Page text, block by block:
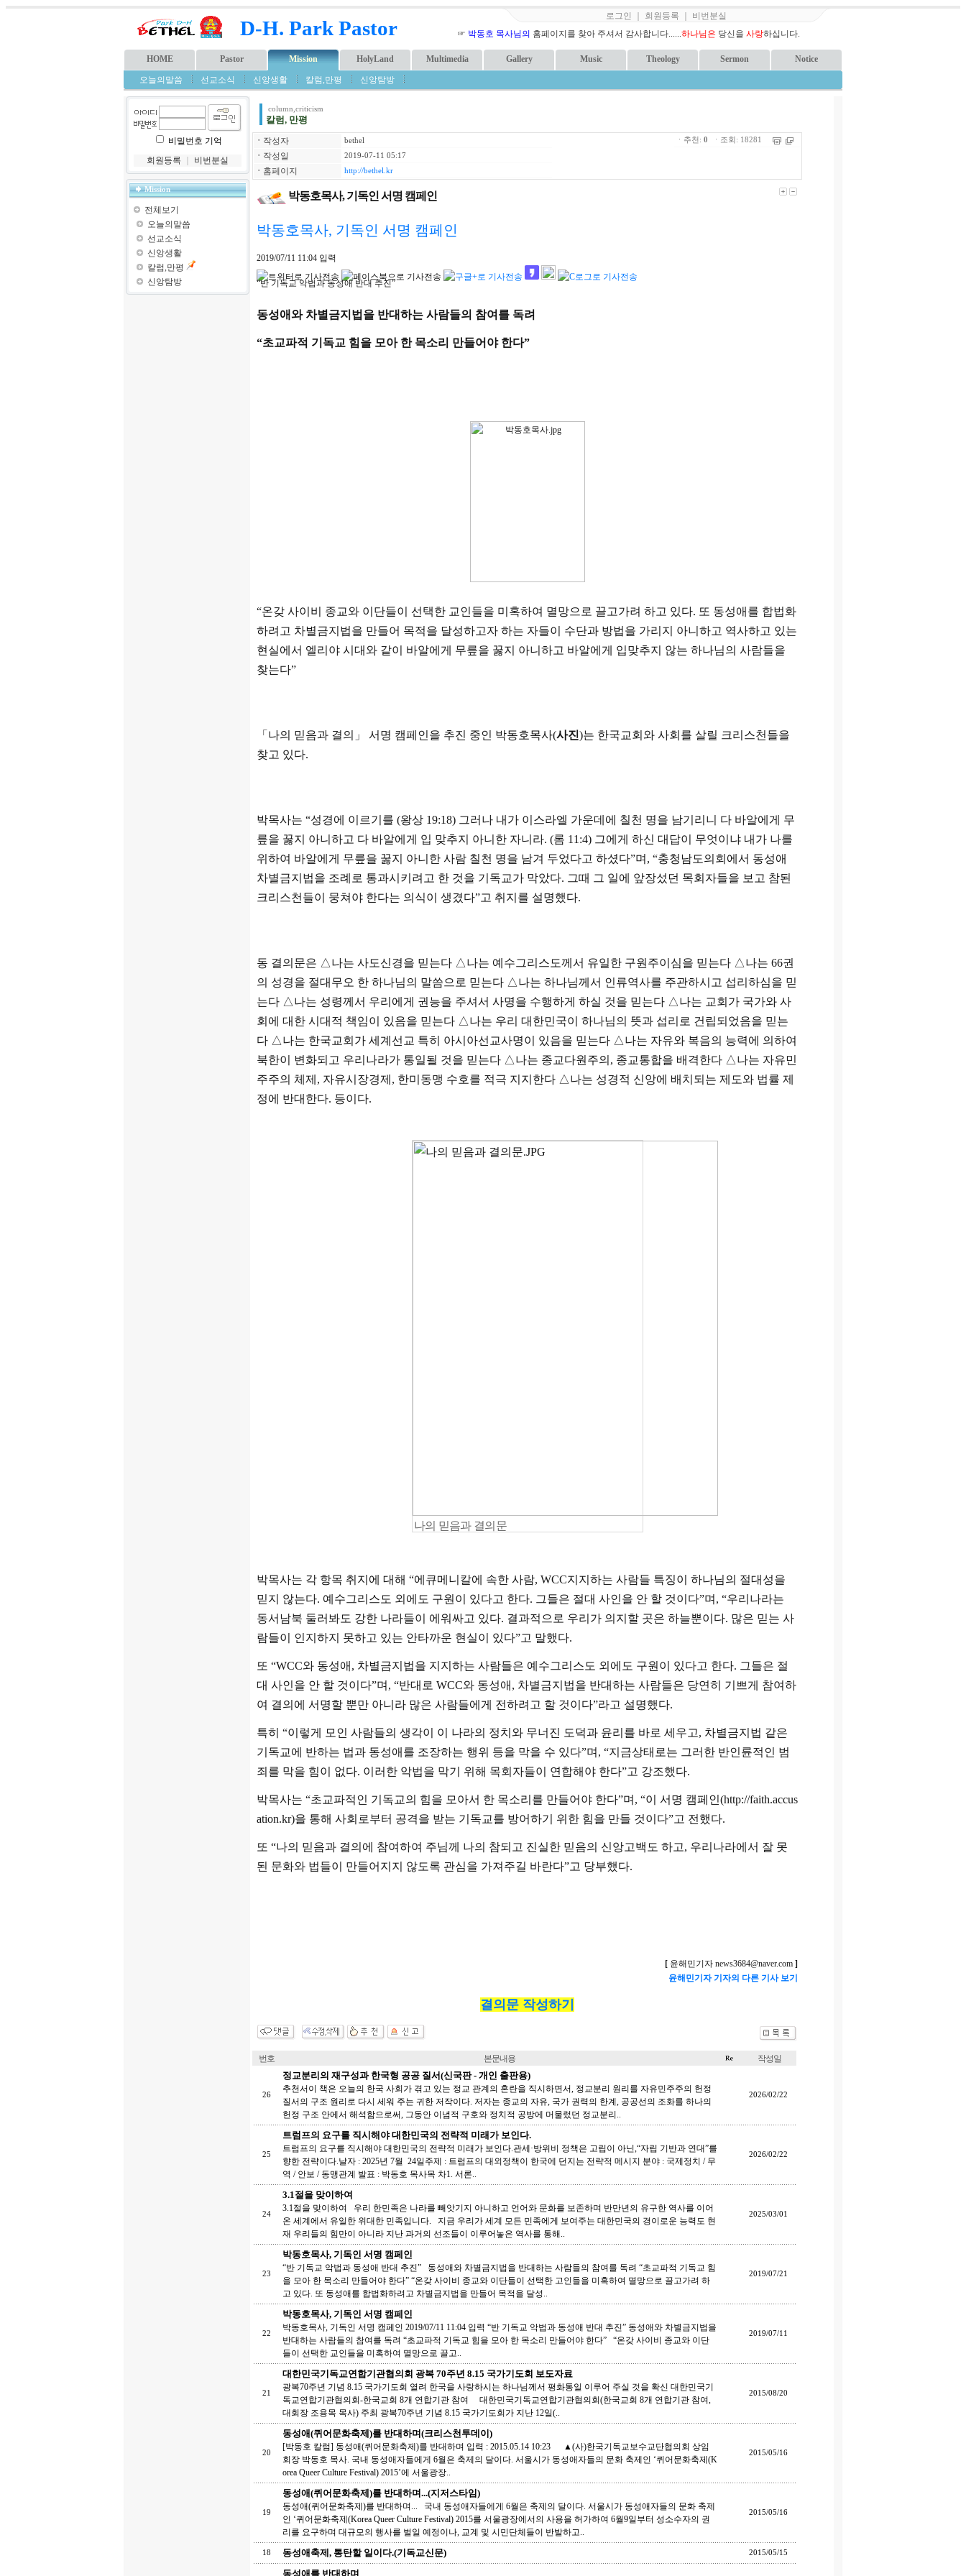
D-H. Park Pastor
로그인 회원등록
비번분실
☞ 박동호 목사님의 홈페이지를 찾아 주셔서 감사합니다......하나님은 당신을 사랑하십니다.
HOME Pastor Mission HolyLand Multimedia Gallery Music Theology Sermon Notice
오늘의말씀 선교소식 신앙생활 칼럼,만평 신앙탐방
비밀번호 기억
회원등록
비번분실
Mission
전체보기
오늘의말씀
선교소식
신앙생활
칼럼,만평
신앙탐방
column,criticism
칼럼, 만평
ㆍ 작성자 bethel
ㆍ 작성일 2019-07-11 05:17
ㆍ 홈페이지 http://bethel.kr
ㆍ추천: 0 ㆍ조회: 18281
박동호목사, 기독인 서명 캠페인
박동호목사, 기독인 서명 캠페인
2019/07/11 11:04 입력
“반 기독교 악법과 동성애 반대 추진”
동성애와 차별금지법을 반대하는 사람들의 참여를 독려
“초교파적 기독교 힘을 모아 한 목소리 만들어야 한다”
“온갖 사이비 종교와 이단들이 선택한 교인들을 미혹하여 멸망으로 끌고가려 하고 있다. 또 동성애를 합법화
하려고 차별금지법을 만들어 목적을 달성하고자 하는 자들이 수단과 방법을 가리지 아니하고 역사하고 있는
현실에서 엘리야 시대와 같이 바알에게 무릎을 꿇지 아니하고 바알에게 입맞추지 않는 하나님의 사람들을
찾는다”
「 나의 믿음과 결의 」 서명 캠페인을 추진 중인 박동호목사(사진)는 한국교회와 사회를 살릴 크리스천들을
찾고 있다.
박목사는 “성경에 이르기를 (왕상 19:18) 그러나 내가 이스라엘 가운데에 칠천 명을 남기리니 다 바알에게 무
릎을 꿇지 아니하고 다 바알에게 입 맞추지 아니한 자니라. (롬 11:4) 그에게 하신 대답이 무엇이냐 내가 나를
위하여 바알에게 무릎을 꿇지 아니한 사람 칠천 명을 남겨 두었다고 하셨다”며 , “충청남도의회에서 동성애
차별금지법을 조례로 통과시키려고 한 것을 기독교가 막았다. 그때 그 일에 앞장섰던 목회자들을 보고 참된
크리스천들이 뭉쳐야 한다는 의식이 생겼다”고 취지를 설명했다.
동 결의문은 △나는 사도신경을 믿는다 △나는 예수그리스도께서 유일한 구원주이심을 믿는다 △나는 66권
의 성경을 절대무오 한 하나님의 말씀으로 믿는다 △나는 하나님께서 인류역사를 주관하시고 섭리하심을 믿
는다 △나는 성령께서 우리에게 권능을 주셔서 사명을 수행하게 하실 것을 믿는다 △나는 교회가 국가와 사
회에 대한 시대적 책임이 있음을 믿는다 △나는 우리 대한민국이 하나님의 뜻과 섭리로 건립되었음을 믿는
다 △나는 한국교회가 세계선교 특히 아시아선교사명이 있음을 믿는다 △나는 자유와 복음의 능력에 의하여
북한이 변화되고 우리나라가 통일될 것을 믿는다 △나는 종교다원주의 , 종교통합을 배격한다 △나는 자유민
주주의 체제 , 자유시장경제 , 한미동맹 수호를 적극 지지한다 △나는 성경적 신앙에 배치되는 제도와 법률 제
정에 반대한다. 등이다.
나의 믿음과 결의문
박목사는 각 항목 취지에 대해 “에큐메니칼에 속한 사람, WCC지지하는 사람들 특징이 하나님의 절대성을
믿지 않는다. 예수그리스도 외에도 구원이 있다고 한다. 그들은 절대 사인을 안 할 것이다”며 , “우리나라는
동서남북 둘러봐도 강한 나라들이 에워싸고 있다. 결과적으로 우리가 의지할 곳은 하늘뿐이다. 많은 믿는 사
람들이 인지하지 못하고 있는 안타까운 현실이 있다”고 말했다.
또 “WCC와 동성애 , 차별금지법을 지지하는 사람들은 예수그리스도 외에도 구원이 있다고 한다. 그들은 절
대 사인을 안 할 것이다”며 , “반대로 WCC와 동성애 , 차별금지법을 반대하는 사람들은 당연히 기쁘게 참여하
여 결의에 서명할 뿐만 아니라 많은 사람들에게 전하려고 할 것이다”라고 설명했다.
특히 “이렇게 모인 사람들의 생각이 이 나라의 정치와 무너진 도덕과 윤리를 바로 세우고, 차별금지법 같은
기독교에 반하는 법과 동성애를 조장하는 행위 등을 막을 수 있다”며, “지금상태로는 그러한 반인륜적인 범
죄를 막을 힘이 없다. 이러한 악법을 막기 위해 목회자들이 연합해야 한다”고 강조했다.
박목사는 “초교파적인 기독교의 힘을 모아서 한 목소리를 만들어야 한다”며 , “이 서명 캠페인(http://faith.accus
ation.kr)을 통해 사회로부터 공격을 받는 기독교를 방어하기 위한 힘을 만들 것이다”고 전했다.
또 “나의 믿음과 결의에 참여하여 주님께 나의 참되고 진실한 믿음의 신앙고백도 하고, 우리나라에서 잘 못
된 문화와 법들이 만들어지지 않도록 관심을 가져주길 바란다”고 당부했다.
[ 윤해민기자 news3684@naver.com ]
윤해민기자 기자의 다른 기사 보기
결의문 작성하기
번호 본문내용 작성일
26
정교분리의 재구성과 한국형 공공 질서(신국판 - 개인 출판용)
추천서이 책은 오늘의 한국 사회가 겪고 있는 정교 관계의 혼란을 직시하면서, 정교분리 원리를 자유민주주의 헌정
질서의 구조 원리로 다시 세워 주는 귀한 저작이다. 저자는 종교의 자유, 국가 권력의 한계, 공공선의 조화를 하나의
헌정 구조 안에서 해석함으로써, 그동안 이념적 구호와 정치적 공방에 머물렀던 정교분리..
2026/02/22
25
트럼프의 요구를 직시해야 대한민국의 전략적 미래가 보인다.
트럼프의 요구를 직시해야 대한민국의 전략적 미래가 보인다.관세·방위비 정책은 고립이 아닌,“자립 기반과 연대”를
향한 전략이다.날자 : 2025년 7월 24일주제 : 트럼프의 대외정책이 한국에 던지는 전략적 메시지 분야 : 국제정치 / 무
역 / 안보 / 동맹관계 발표 : 박동호 목사목 차1. 서론..
2026/02/22
24
3.1절을 맞이하여
3.1절을 맞이하여 우리 한민족은 나라를 빼앗기지 아니하고 언어와 문화를 보존하며 반만년의 유구한 역사를 이어
온 세계에서 유일한 위대한 민족입니다. 지금 우리가 세계 모든 민족에게 보여주는 대한민국의 경이로운 능력도 현
재 우리들의 힘만이 아니라 지난 과거의 선조들이 이루어놓은 역사를 통해..
2025/03/01
23
박동호목사, 기독인 서명 캠페인
“반 기독교 악법과 동성애 반대 추진” 동성애와 차별금지법을 반대하는 사람들의 참여를 독려 “초교파적 기독교 힘
을 모아 한 목소리 만들어야 한다” “온갖 사이비 종교와 이단들이 선택한 고인들을 미혹하여 멸망으로 끌고가려 하
고 있다. 또 동성애를 합법화하려고 차별금지법을 만들어 목적을 달성..
2019/07/21
22
박동호목사, 기독인 서명 캠페인
박동호목사, 기독인 서명 캠페인 2019/07/11 11:04 입력 “반 기독교 악법과 동성애 반대 추진” 동성애와 차별금지법을
반대하는 사람들의 참여를 독려 “초교파적 기독교 힘을 모아 한 목소리 만들어야 한다” “온갖 사이비 종교와 이단
들이 선택한 교인들을 미혹하여 멸망으로 끌고..
2019/07/11
21
대한민국기독교연합기관협의회 광복 70주년 8.15 국가기도회 보도자료
광복70주년 기념 8.15 국가기도회 열려 한국을 사랑하시는 하나님께서 평화통일 이루어 주실 것을 확신 대한민국기
독교연합기관협의회-한국교회 8개 연합기관 참여 대한민국기독교연합기관협의회(한국교회 8개 연합기관 참여,
대회장 조용목 목사) 주최 광복70주년 기념 8.15 국가기도회가 지난 12일(..
2015/08/20
20
동성애(퀴어문화축제)를 반대하며(크리스천투데이)
[박동호 칼럼] 동성애(퀴어문화축제)를 반대하며 입력 : 2015.05.14 10:23 ▲(사)한국기독교보수교단협의회 상임
회장 박동호 목사. 국내 동성애자들에게 6월은 축제의 달이다. 서울시가 동성애자들의 문화 축제인 ‘퀴어문화축제(K
orea Queer Culture Festival) 2015’에 서울광장..
2015/05/16
19
동성애(퀴어문화축제)를 반대하며...(지저스타임)
동성애(퀴어문화축제)를 반대하며... 국내 동성애자들에게 6월은 축제의 달이다. 서울시가 동성애자들의 문화 축제
인 ‘퀴어문화축제(Korea Queer Culture Festival) 2015를 서울광장에서의 사용을 허가하여 6월9일부터 성소수자의 권
리를 요구하며 대규모의 행사를 벌일 예정이나, 교계 및 시민단체들이 반발하고..
2015/05/16
18 동성애축제, 통탄할 일이다.(기독교신문) 2015/05/15
동성애를 반대하며